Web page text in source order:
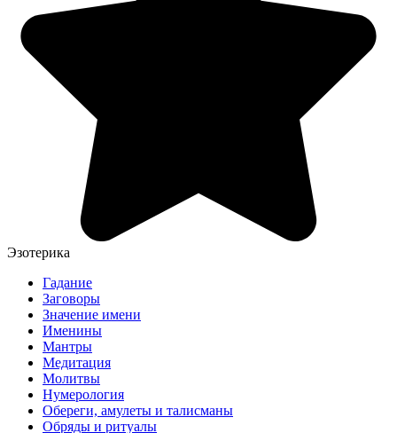
Эзотерика
Гадание
Заговоры
Значение имени
Именины
Мантры
Медитация
Молитвы
Нумерология
Обереги, амулеты и талисманы
Обряды и ритуалы